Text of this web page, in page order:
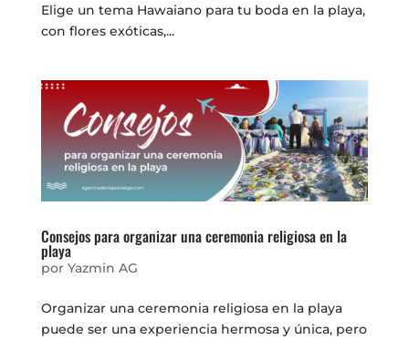
Elige un tema Hawaiano para tu boda en la playa,
con flores exóticas,...
Consejos para organizar una ceremonia religiosa en la
playa
por Yazmin AG
Organizar una ceremonia religiosa en la playa
puede ser una experiencia hermosa y única, pero